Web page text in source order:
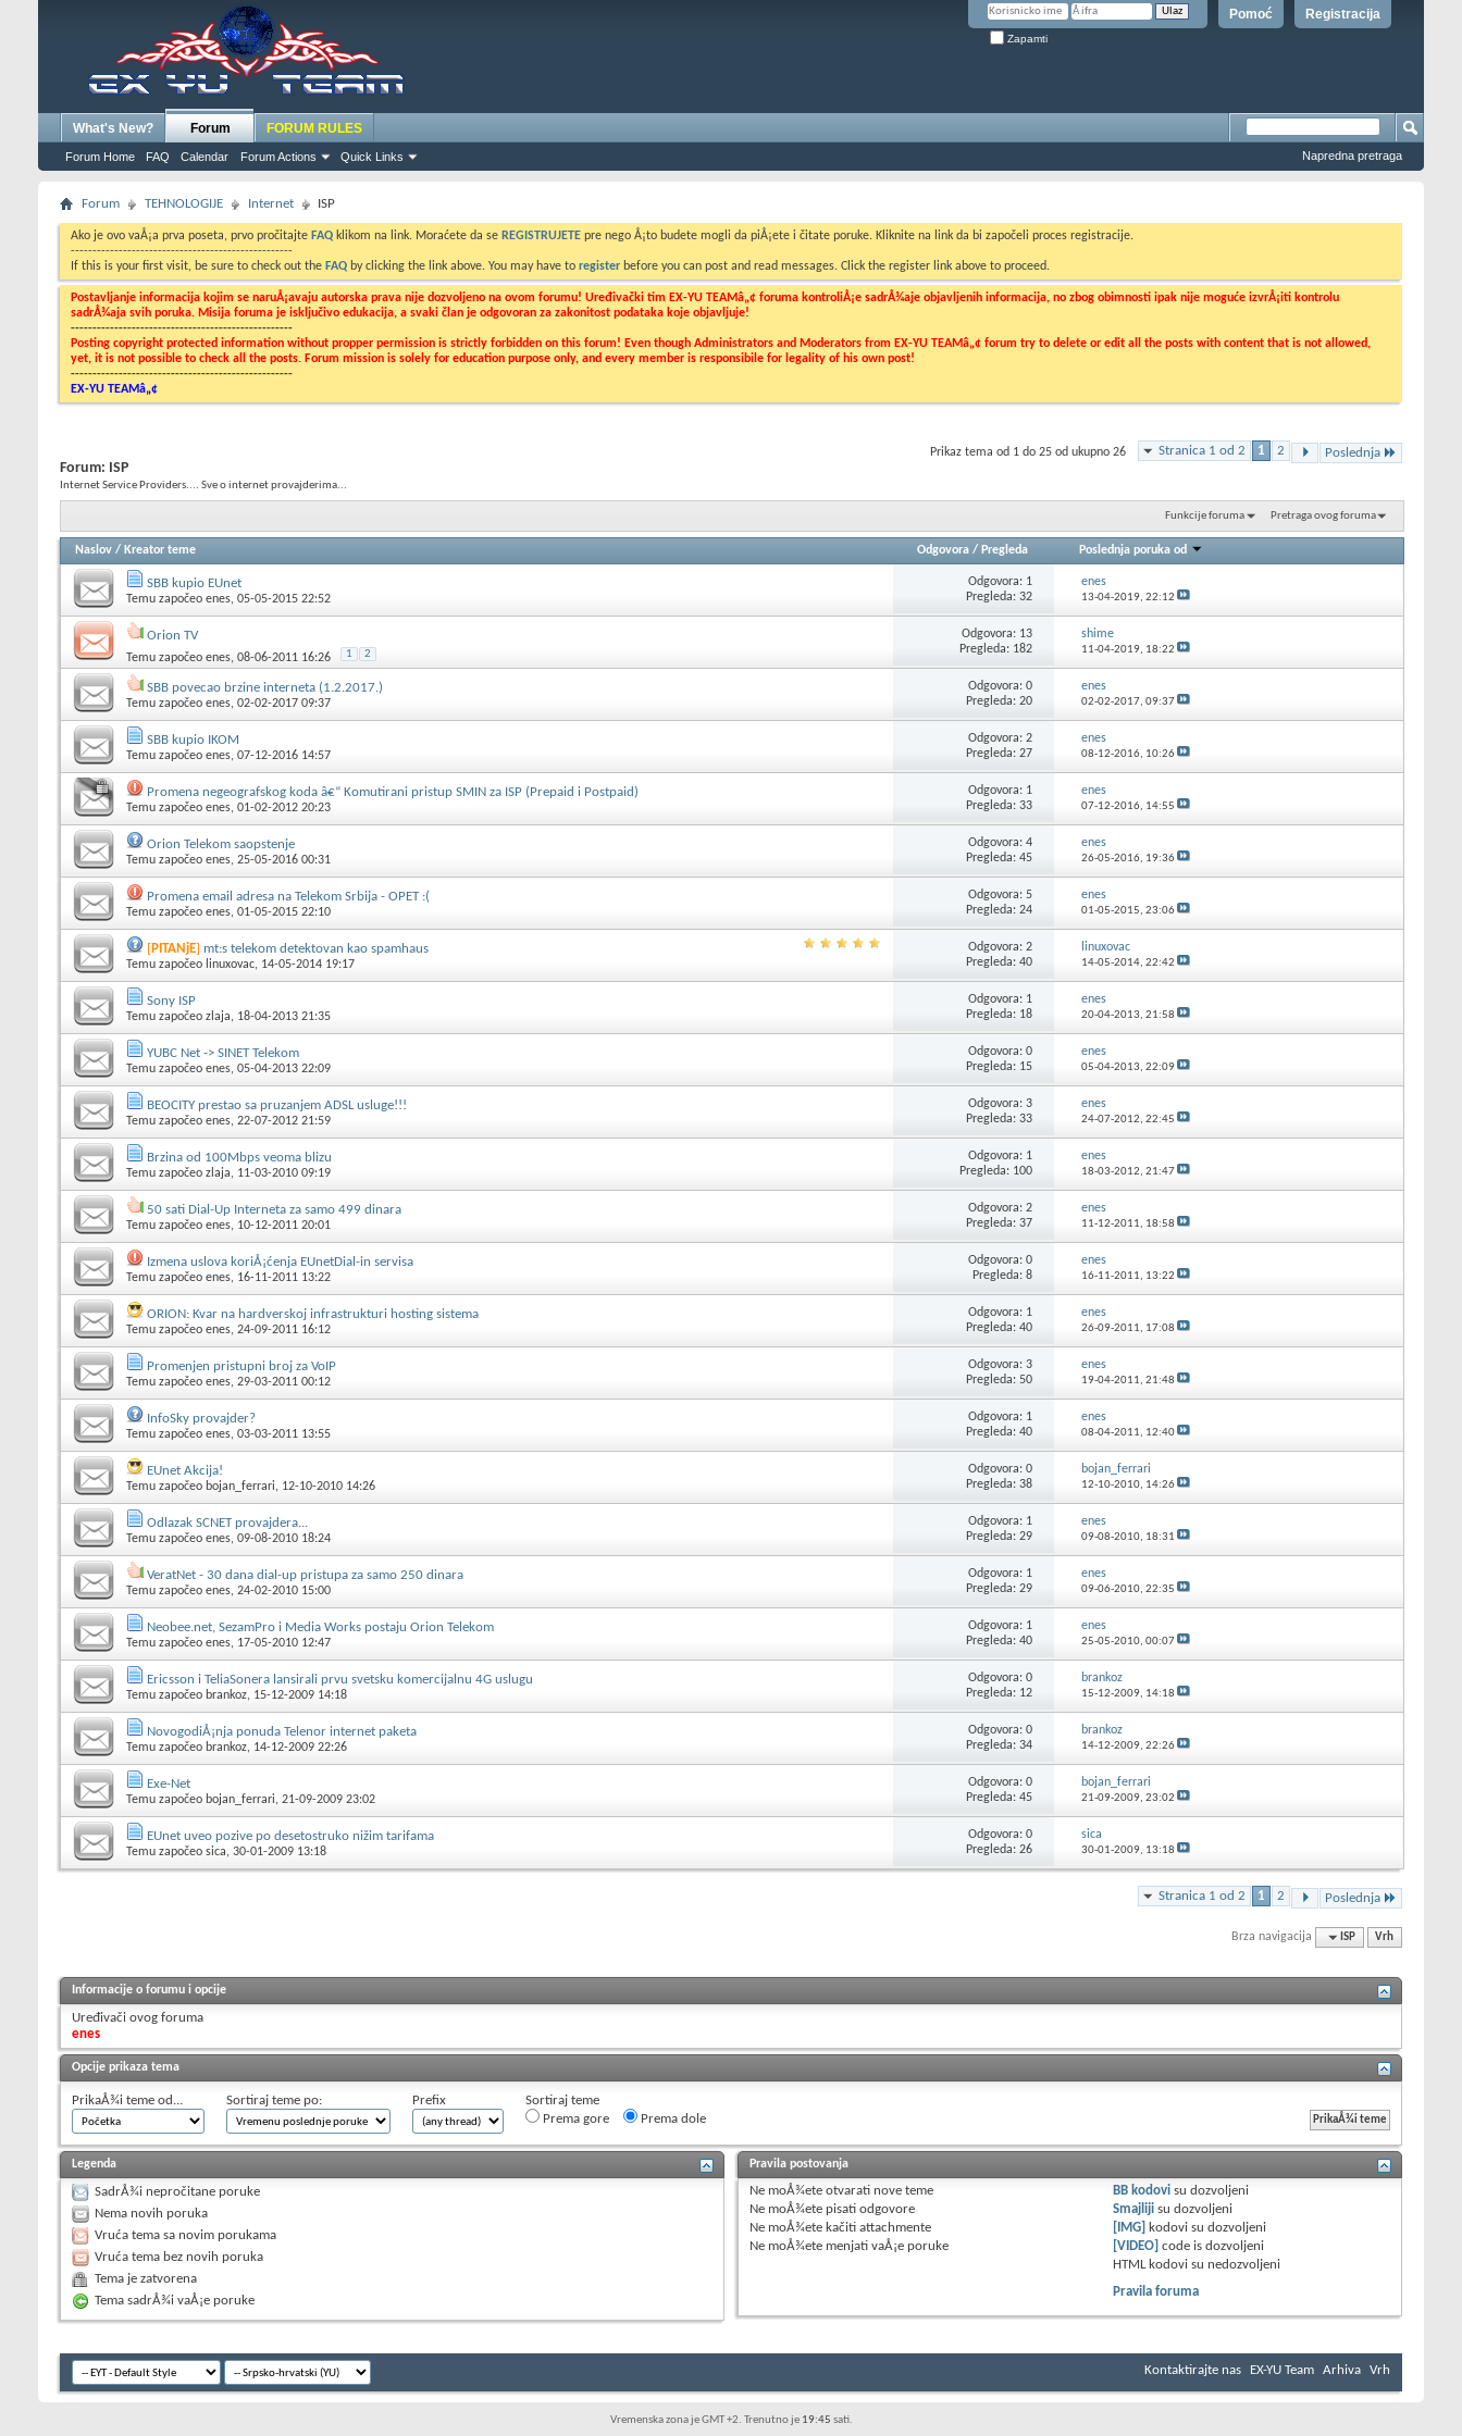
Registracija
Pomoć
Zapamti
What's New? Forum
Forum Home FAQ Calendar Forum Actions Quick Links
FORUM RULES
Napredna pretraga
Forum TEHNOLOGIJE Internet ISP
Ako je ovo vaÅ¡a prva poseta, prvo pročitajte FAQ klikom na link. Moraćete da se REGISTRUJETE pre nego Å¡to budete mogli da piÅ¡ete i čitate poruke. Kliknite na link da bi započeli proces registracije.
---------------------------------------------------
If this is your first visit, be sure to check out the FAQ by clicking the link above. You may have to register before you can post and read messages. Click the register link above to proceed.
Postavljanje informacija kojim se naruÅ¡avaju autorska prava nije dozvoljeno na ovom forumu! Uređivački tim EX-YU TEAMâ„¢ foruma kontroliÅ¡e sadrÅ¾aje objavljenih informacija, no zbog obimnosti ipak nije moguće izvrÅ¡iti kontrolu
sadrÅ¾aja svih poruka. Misija foruma je isključivo edukacija, a svaki član je odgovoran za zakonitost podataka koje objavljuje!
---------------------------------------------------
Posting copyright protected information without propper permission is strictly forbidden on this forum! Even though Administrators and Moderators from EX-YU TEAMâ„¢ forum try to delete or edit all the posts with content that is not allowed,
yet, it is not possible to check all the posts. Forum mission is solely for education purpose only, and every member is responsibile for legality of his own post!
---------------------------------------------------
EX-YU TEAMâ„¢
Stranica 1 od 2 1 2 Poslednja
Prikaz tema od 1 do 25 od ukupno 26
Forum: ISP
Internet Service Providers.... Sve o internet provajderima...
Funkcije foruma Pretraga ovog foruma
Naslov / Kreator teme Odgovora / Pregleda Poslednja poruka od
SBB kupio EUnet
Temu započeo enes, 05-05-2015 22:52
Odgovora: 1
Pregleda: 32
enes
13-04-2019, 22:12
Orion TV
Temu započeo enes, 08-06-2011 16:26 1 2
Odgovora: 13
Pregleda: 182
shime
11-04-2019, 18:22
SBB povecao brzine interneta (1.2.2017.)
Temu započeo enes, 02-02-2017 09:37
Odgovora: 0
Pregleda: 20
enes
02-02-2017, 09:37
SBB kupio IKOM
Temu započeo enes, 07-12-2016 14:57
Odgovora: 2
Pregleda: 27
enes
08-12-2016, 10:26
Promena negeografskog koda â€“ Komutirani pristup SMIN za ISP (Prepaid i Postpaid)
Temu započeo enes, 01-02-2012 20:23
Odgovora: 1
Pregleda: 33
enes
07-12-2016, 14:55
Orion Telekom saopstenje
Temu započeo enes, 25-05-2016 00:31
Odgovora: 4
Pregleda: 45
enes
26-05-2016, 19:36
Promena email adresa na Telekom Srbija - OPET :(
Temu započeo enes, 01-05-2015 22:10
Odgovora: 5
Pregleda: 24
enes
01-05-2015, 23:06
[PITANjE] mt:s telekom detektovan kao spamhaus
Temu započeo linuxovac, 14-05-2014 19:17
Odgovora: 2
Pregleda: 40
linuxovac
14-05-2014, 22:42
Sony ISP
Temu započeo zlaja, 18-04-2013 21:35
Odgovora: 1
Pregleda: 18
enes
20-04-2013, 21:58
YUBC Net -> SINET Telekom
Temu započeo enes, 05-04-2013 22:09
Odgovora: 0
Pregleda: 15
enes
05-04-2013, 22:09
BEOCITY prestao sa pruzanjem ADSL usluge!!!
Temu započeo enes, 22-07-2012 21:59
Odgovora: 3
Pregleda: 33
enes
24-07-2012, 22:45
Brzina od 100Mbps veoma blizu
Temu započeo zlaja, 11-03-2010 09:19
Odgovora: 1
Pregleda: 100
enes
18-03-2012, 21:47
50 sati Dial-Up Interneta za samo 499 dinara
Temu započeo enes, 10-12-2011 20:01
Odgovora: 2
Pregleda: 37
enes
11-12-2011, 18:58
Izmena uslova koriÅ¡ćenja EUnetDial-in servisa
Temu započeo enes, 16-11-2011 13:22
Odgovora: 0
Pregleda: 8
enes
16-11-2011, 13:22
ORION: Kvar na hardverskoj infrastrukturi hosting sistema
Temu započeo enes, 24-09-2011 16:12
Odgovora: 1
Pregleda: 40
enes
26-09-2011, 17:08
Promenjen pristupni broj za VoIP
Temu započeo enes, 29-03-2011 00:12
Odgovora: 3
Pregleda: 50
enes
19-04-2011, 21:48
InfoSky provajder?
Temu započeo enes, 03-03-2011 13:55
Odgovora: 1
Pregleda: 40
enes
08-04-2011, 12:40
EUnet Akcija!
Temu započeo bojan_ferrari, 12-10-2010 14:26
Odgovora: 0
Pregleda: 38
bojan_ferrari
12-10-2010, 14:26
Odlazak SCNET provajdera...
Temu započeo enes, 09-08-2010 18:24
Odgovora: 1
Pregleda: 29
enes
09-08-2010, 18:31
VeratNet - 30 dana dial-up pristupa za samo 250 dinara
Temu započeo enes, 24-02-2010 15:00
Odgovora: 1
Pregleda: 29
enes
09-06-2010, 22:35
Neobee.net, SezamPro i Media Works postaju Orion Telekom
Temu započeo enes, 17-05-2010 12:47
Odgovora: 1
Pregleda: 40
enes
25-05-2010, 00:07
Ericsson i TeliaSonera lansirali prvu svetsku komercijalnu 4G uslugu
Temu započeo brankoz, 15-12-2009 14:18
Odgovora: 0
Pregleda: 12
brankoz
15-12-2009, 14:18
NovogodiÅ¡nja ponuda Telenor internet paketa
Temu započeo brankoz, 14-12-2009 22:26
Odgovora: 0
Pregleda: 34
brankoz
14-12-2009, 22:26
Exe-Net
Temu započeo bojan_ferrari, 21-09-2009 23:02
Odgovora: 0
Pregleda: 45
bojan_ferrari
21-09-2009, 23:02
EUnet uveo pozive po desetostruko nižim tarifama
Temu započeo sica, 30-01-2009 13:18
Odgovora: 0
Pregleda: 26
sica
30-01-2009, 13:18
Stranica 1 od 2 1 2 Poslednja
Brza navigacija ISP Vrh
Informacije o forumu i opcije
Uređivači ovog foruma
enes
Opcije prikaza tema
PrikaÅ¾i teme od... Sortiraj teme po: Prefix
Sortiraj teme
Prema gore
Prema dole
Legenda
SadrÅ¾i nepročitane poruke
Nema novih poruka
Vruća tema sa novim porukama
Vruća tema bez novih poruka
Tema je zatvorena
Tema sadrÅ¾i vaÅ¡e poruke
Pravila postovanja
Ne moÅ¾ete otvarati nove teme
Ne moÅ¾ete pisati odgovore
Ne moÅ¾ete kačiti attachmente
Ne moÅ¾ete menjati vaÅ¡e poruke
BB kodovi sudozvoljeni
Smajliji sudozvoljeni
[IMG] kodovi sudozvoljeni
[VIDEO] code isdozvoljeni
HTML kodovi su nedozvoljeni
Pravila foruma
Kontaktirajte nas EX-YU Team Arhiva Vrh
Vremenska zona je GMT +2. Trenutno je 19:45 sati.